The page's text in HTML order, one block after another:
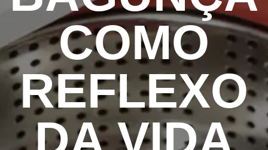
COMO
REFLEXO
DA VIDA